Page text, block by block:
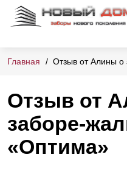
Главная Отзыв от Алины
Отзыв от
заборе-
«Оптима»